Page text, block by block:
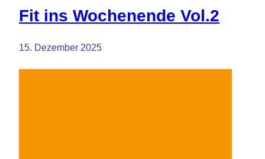
Fit ins Wochenende Vol.2
15. Dezember 2025